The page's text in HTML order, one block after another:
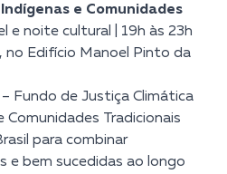
e Comunidades
e noite cultural | 19h às 23h
, no Edifício Manoel Pinto da
Fundo de Justiça Climática
Tradicionais
para combinar
bem sucedidas ao longo